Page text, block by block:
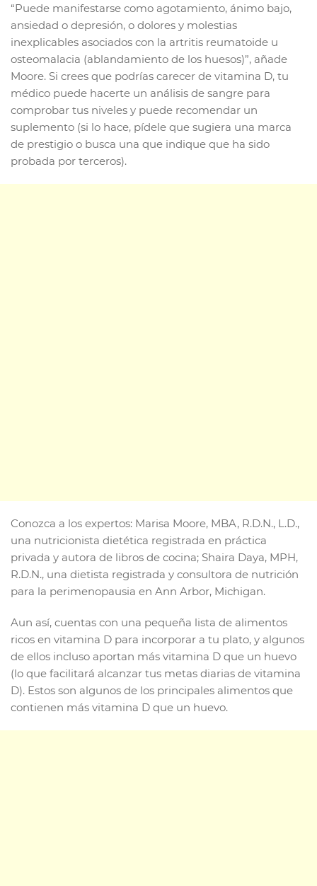
“Puede manifestarse como agotamiento, ánimo bajo,
ansiedad o depresión, o dolores y molestias
inexplicables asociados con la artritis reumatoide u
osteomalacia (ablandamiento de los huesos)”, añade
Moore. Si crees que podrías carecer de vitamina D, tu
médico puede hacerte un análisis de sangre para
comprobar tus niveles y puede recomendar un
suplemento (si lo hace, pídele que sugiera una marca
de prestigio o busca una que indique que ha sido
probada por terceros).
Conozca a los expertos: Marisa Moore, MBA, R.D.N., L.D.,
una nutricionista dietética registrada en práctica
privada y autora de libros de cocina; Shaira Daya, MPH,
R.D.N., una dietista registrada y consultora de nutrición
para la perimenopausia en Ann Arbor, Michigan.
Aun así, cuentas con una pequeña lista de alimentos
ricos en vitamina D para incorporar a tu plato, y algunos
de ellos incluso aportan más vitamina D que un huevo
(lo que facilitará alcanzar tus metas diarias de vitamina
D). Estos son algunos de los principales alimentos que
contienen más vitamina D que un huevo.